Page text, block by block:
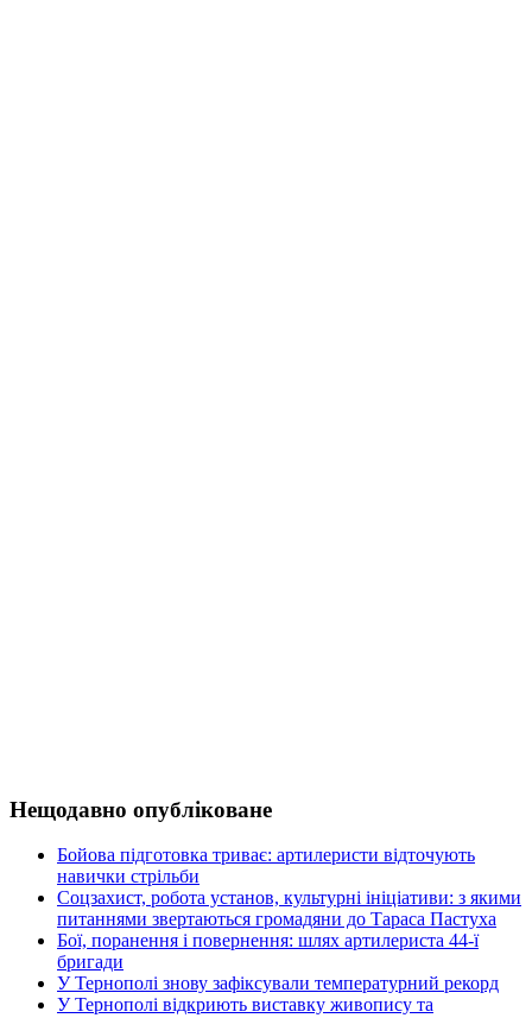
Нещодавно опубліковане
Бойова підготовка триває: артилеристи відточують
навички стрільби
Соцзахист, робота установ, культурні ініціативи: з якими
питаннями звертаються громадяни до Тараса Пастуха
Бої, поранення і повернення: шлях артилериста 44-ї
бригади
У Тернополі знову зафіксували температурний рекорд
У Тернополі відкриють виставку живопису та